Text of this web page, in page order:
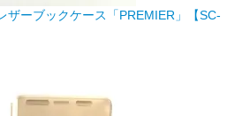
ザーブックケース「PREMIER」【SC-